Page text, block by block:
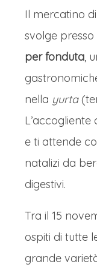
sogno,
simbolo
Kléber.
È un rito
mercato,
bella.
Il mercatino
svolge presso
per fonduta,
nella yurta
e ti attende
natalizi da
digestivi.
Tra il 15
ospiti di tutte
grande